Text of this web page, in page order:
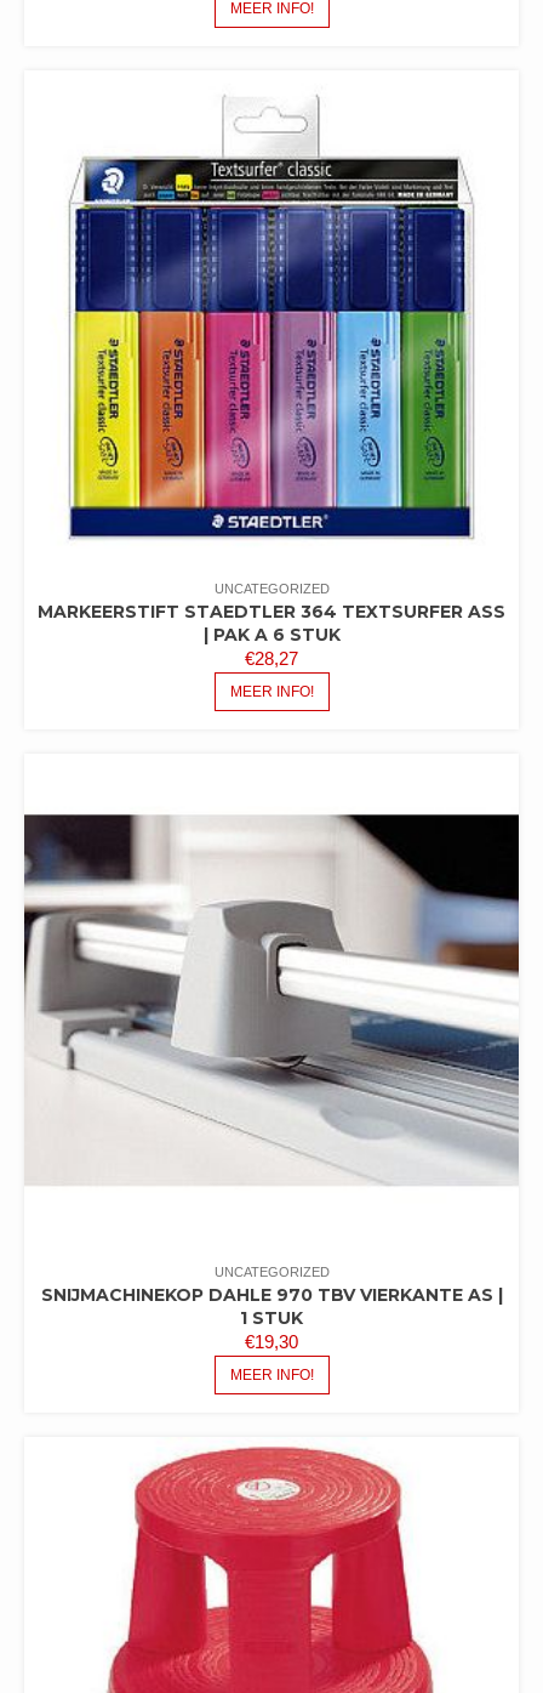
MEER INFO!
UNCATEGORIZED
MARKEERSTIFT STAEDTLER 364 TEXTSURFER ASS
| PAK A 6 STUK
€28,27
MEER INFO!
UNCATEGORIZED
SNIJMACHINEKOP DAHLE 970 TBV VIERKANTE AS |
1 STUK
€19,30
MEER INFO!